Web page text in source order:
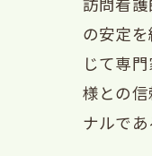
の安定
じて専
様との
ナルで